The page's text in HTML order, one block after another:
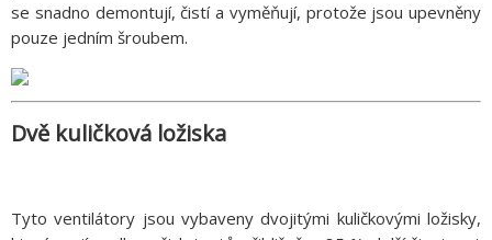
se snadno demontují, čistí a vyměňují, protože jsou upevněny
pouze jedním šroubem.
Dvě kuličková ložiska
Tyto ventilátory jsou vybaveny dvojitými kuličkovými ložisky,